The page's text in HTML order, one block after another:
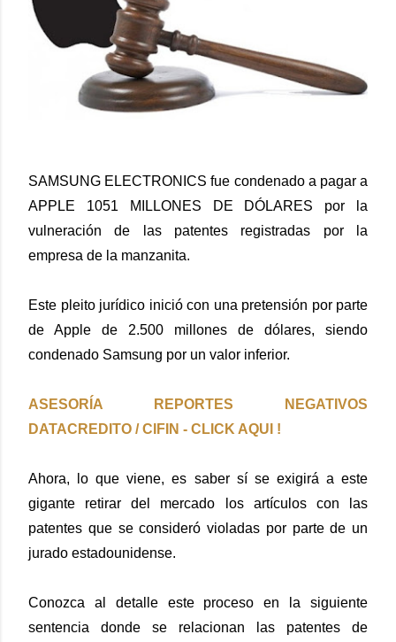
SAMSUNG ELECTRONICS fue condenado a pagar a
APPLE 1051 MILLONES DE DÓLARES por la
vulneración de las patentes registradas por la
empresa de la manzanita.
Este pleito jurídico inició con una pretensión por parte
de Apple de 2.500 millones de dólares, siendo
condenado Samsung por un valor inferior.
ASESORÍA REPORTES NEGATIVOS
DATACREDITO / CIFIN - CLICK AQUI !
Ahora, lo que viene, es saber sí se exigirá a este
gigante retirar del mercado los artículos con las
patentes que se consideró violadas por parte de un
jurado estadounidense.
Conozca al detalle este proceso en la siguiente
sentencia donde se relacionan las patentes de